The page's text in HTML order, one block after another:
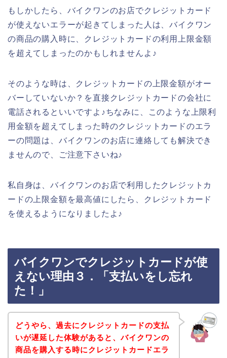
もしかしたら、バイクワンのお店でクレジットカード
が使えないエラーが起きてしまった人は、バイクワン
の商品の購入時に、クレジットカードの利用上限金額
を超えてしまったのかもしれませんよ♪
そのような時は、クレジットカードの上限金額がオー
バーしていないか？を直接クレジットカードの会社に
電話されるといいですよ♪ちなみに、このような上限利
用金額を超えてしまった時のクレジットカードのエラ
ーの問題は、バイクワンのお店に連絡しても解決でき
ませんので、ご注意下さいね♪
私自身は、バイクワンのお店で利用したクレジットカ
ードの上限金額を最高値にしたら、クレジットカード
を使えるようになりましたよ♪
バイクワンでクレジットカードが使
えない理由３．「支払いをし忘れ
た！」
どうやら、過去にクレジットカードの支払
いが遅延した体験があると、バイクワンの
商品を購入する時にクレジットカードエラ